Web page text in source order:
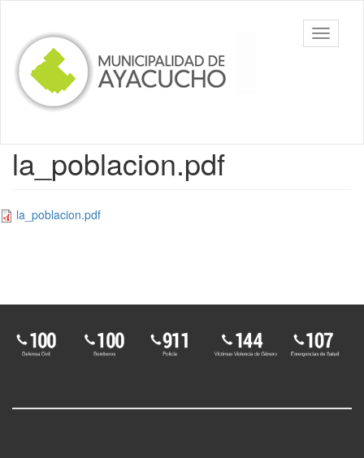
contenido
principal
Toggle
la_poblacion.pdf
la_poblacion.pdf